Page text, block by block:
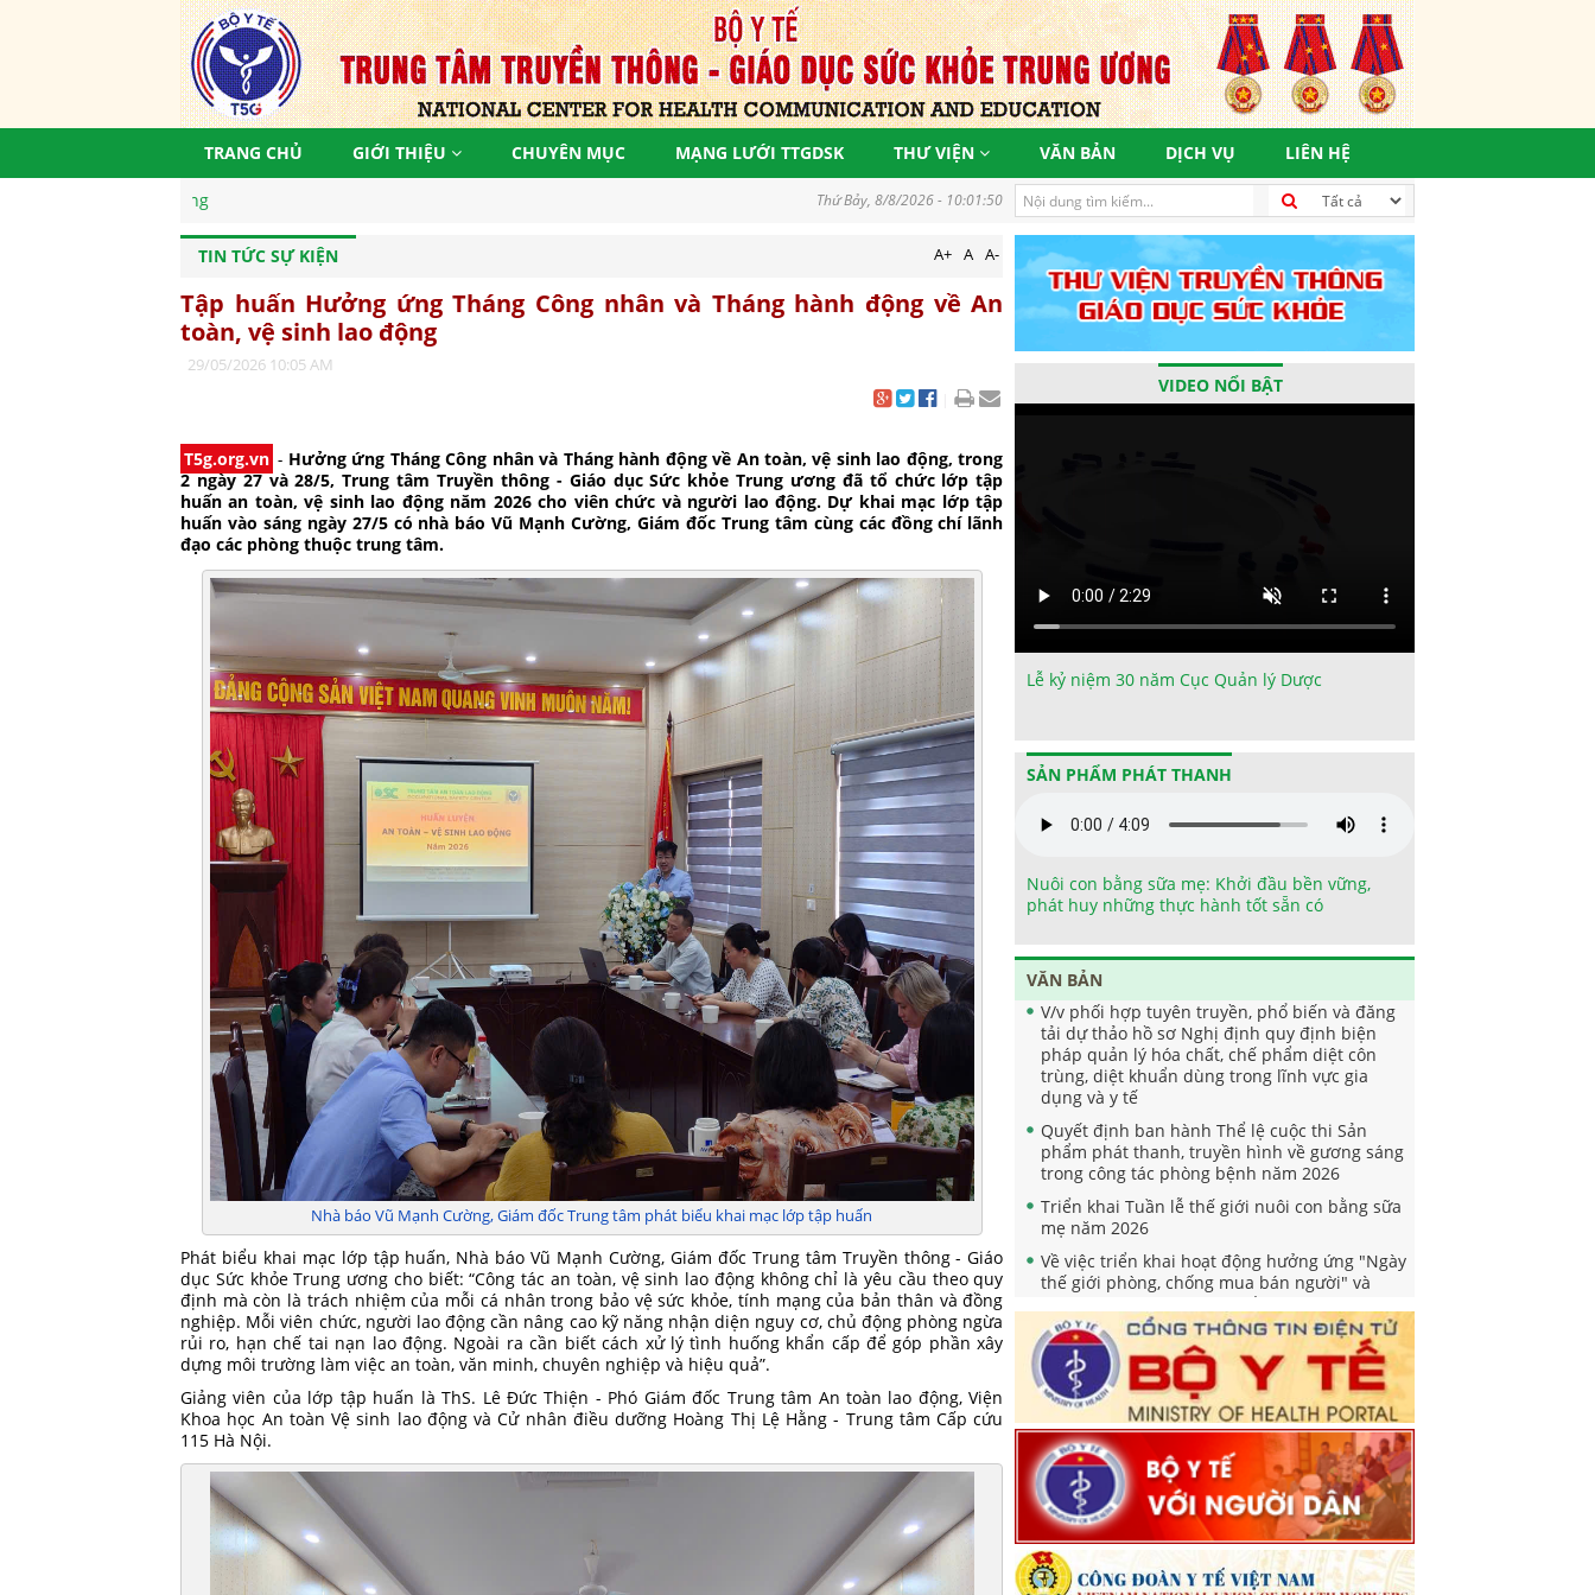
TRANG CHỦ GIỚI THIỆU CHUYÊN MỤC MẠNG LƯỚI TTGDSK THƯ VIỆN VĂN BẢN DỊCH VỤ LIÊN HỆ
Đồng hành vì một Việt Nam khoẻ mạnh, góp phần thực hiện mục tiêu phát triển bền vững, vì một tương lai tươi sáng
Thứ Bảy, 8/8/2026 - 10:01:51
TIN TỨC SỰ KIỆN A+ A A-
Tập huấn Hưởng ứng Tháng Công nhân và Tháng hành động về An
toàn, vệ sinh lao động
29/05/2026 10:05 AM
T5g.org.vn - Hưởng ứng Tháng Công nhân và Tháng hành động về An toàn, vệ sinh lao động, trong
2 ngày 27 và 28/5, Trung tâm Truyền thông - Giáo dục Sức khỏe Trung ương đã tổ chức lớp tập
huấn an toàn, vệ sinh lao động năm 2026 cho viên chức và người lao động. Dự khai mạc lớp tập
huấn vào sáng ngày 27/5 có nhà báo Vũ Mạnh Cường, Giám đốc Trung tâm cùng các đồng chí lãnh
đạo các phòng thuộc trung tâm.
Nhà báo Vũ Mạnh Cường, Giám đốc Trung tâm phát biểu khai mạc lớp tập huấn
Phát biểu khai mạc lớp tập huấn, Nhà báo Vũ Mạnh Cường, Giám đốc Trung tâm Truyền thông - Giáo
dục Sức khỏe Trung ương cho biết: “Công tác an toàn, vệ sinh lao động không chỉ là yêu cầu theo quy
định mà còn là trách nhiệm của mỗi cá nhân trong bảo vệ sức khỏe, tính mạng của bản thân và đồng
nghiệp. Mỗi viên chức, người lao động cần nâng cao kỹ năng nhận diện nguy cơ, chủ động phòng ngừa
rủi ro, hạn chế tai nạn lao động. Ngoài ra cần biết cách xử lý tình huống khẩn cấp để góp phần xây
dựng môi trường làm việc an toàn, văn minh, chuyên nghiệp và hiệu quả”.
Giảng viên của lớp tập huấn là ThS. Lê Đức Thiện - Phó Giám đốc Trung tâm An toàn lao động, Viện
Khoa học An toàn Vệ sinh lao động và Cử nhân điều dưỡng Hoàng Thị Lệ Hằng - Trung tâm Cấp cứu
115 Hà Nội.
VIDEO NỔI BẬT
Lễ kỷ niệm 30 năm Cục Quản lý Dược
SẢN PHẨM PHÁT THANH
Nuôi con bằng sữa mẹ: Khởi đầu bền vững,
phát huy những thực hành tốt sẵn có
VĂN BẢN
V/v phối hợp tuyên truyền, phổ biến và đăng
tải dự thảo hồ sơ Nghị định quy định biện
pháp quản lý hóa chất, chế phẩm diệt côn
trùng, diệt khuẩn dùng trong lĩnh vực gia
dụng và y tế
Quyết định ban hành Thể lệ cuộc thi Sản
phẩm phát thanh, truyền hình về gương sáng
trong công tác phòng bệnh năm 2026
Triển khai Tuần lễ thế giới nuôi con bằng sữa
mẹ năm 2026
Về việc triển khai hoạt động hưởng ứng "Ngày
thế giới phòng, chống mua bán người" và
"Ngày toàn dân phòng, chống mua bán người"
năm 2026
Quyết định Phê duyệt Kế hoạch triển khai
nhiệm vụ khám sức khoẻ định kỳ hoặc khám
sàng lọc miễn phí ít nhất mỗi năm một lần cho
người dân
Chỉ thị về việc tổ chức khám sức khỏe định kỳ
hoặc khám sàng lọc miễn phí cho người dân
Tăng cường công tác truyền thông phòng,
chống bệnh viêm não vi rút và viêm não Nhật
Bản
Phối hợp tuyên truyền, phổ biến và đăng tải
dự thảo hồ sơ Nghị định quy định biện pháp